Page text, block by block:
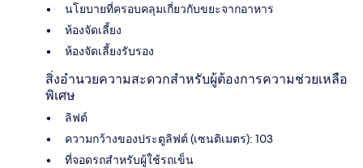
นโยบายที่ครอบคลุมเกี่ยวกับขยะจากอาหาร
ห้องจัดเลี้ยง
ห้องจัดเลี้ยงรับรอง
สิ่งอำนวยความสะดวกสำหรับผู้ต้องการความช่วยเหลือ
พิเศษ
ลิฟต์
ความกว้างของประตูลิฟต์ (เซนติเมตร): 103
ที่จอดรถสำหรับผู้ใช้รถเข็น